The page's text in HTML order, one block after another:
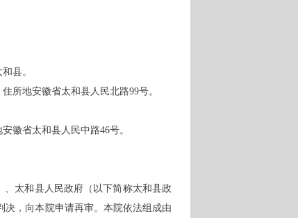
县。
所地安徽省太和县人民北路99号。
徽省太和县人民中路46号。
太和县人民政府（以下简称太和县政
决，向本院申请再审。本院依法组成由